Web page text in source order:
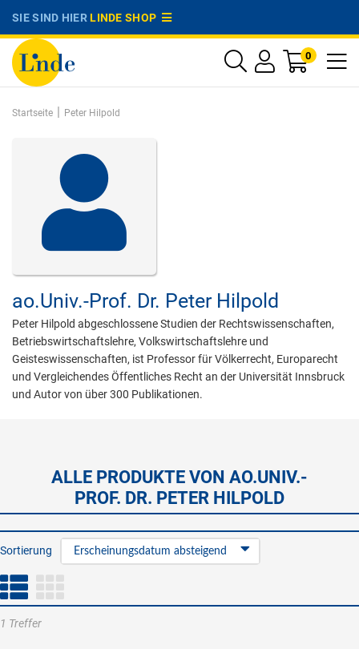
SIE SIND HIERLINDE SHOP
0
Startseite | Peter Hilpold
ao.Univ.-Prof. Dr. Peter Hilpold
Peter Hilpold abgeschlossene Studien der Rechtswissenschaften,
Betriebswirtschaftslehre, Volkswirtschaftslehre und
Geisteswissenschaften, ist Professor für Völkerrecht, Europarecht
und Vergleichendes Öffentliches Recht an der Universität Innsbruck
und Autor von über 300 Publikationen.
ALLE PRODUKTE VON AO.UNIV.-
PROF. DR. PETER HILPOLD
Sortierung Erscheinungsdatum absteigend
1 Treffer